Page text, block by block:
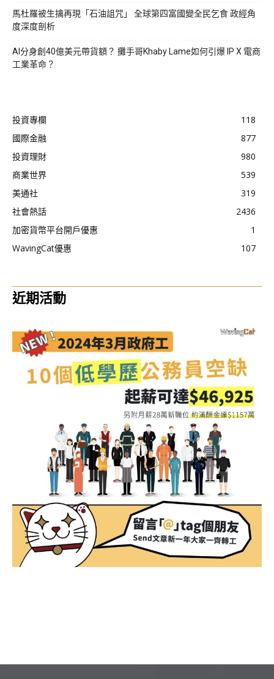
馬杜羅被生擒再現「石油詛咒」 全球第四富國變全民乞食 政經角
度深度剖析
AI分身創40億美元帶貨額？ 攤手哥Khaby Lame如何引爆 IP X 電商
工業革命？
投資專欄
118
國際金融
877
投資理財
980
商業世界
539
美通社
319
社會熱話
2436
加密貨幣平台開戶優惠
1
WavingCat優惠
107
近期活動